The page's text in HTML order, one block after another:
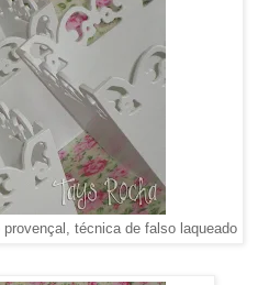
técnica de falso laqueado